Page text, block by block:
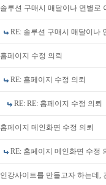
솔루션 구매시 매달이나 연별로
RE: 솔루션 구매시 매달이나
홈페이지 수정 의뢰
RE: 홈페이지 수정 의뢰
RE: RE: 홈페이지 수정 의뢰
홈페이지 메인화면 수정 의뢰
RE: 홈페이지 메인화면 수정
인강사이트를 만들고자 하는데,